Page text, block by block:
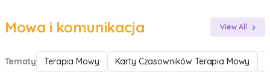
Mowa i komunikacja View All
Tematy Terapia Mowy Karty Czasowników Terapia Mowy